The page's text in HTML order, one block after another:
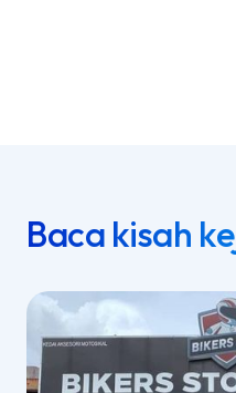
Baca kisah